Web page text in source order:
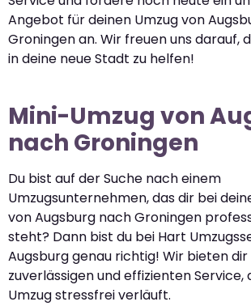
Angebot für deinen Umzug von
Groningen an. Wir freuen uns darauf,
in deine neue Stadt zu helfen!
Mini-Umzug von
nach Groningen
Du bist auf der Suche nach einem
Umzugsunternehmen, das dir bei
von Augsburg nach Groningen
steht? Dann bist du bei Hart
Augsburg genau richtig! Wir bieten dir
zuverlässigen und effizienten Service,
Umzug stressfrei verläuft.